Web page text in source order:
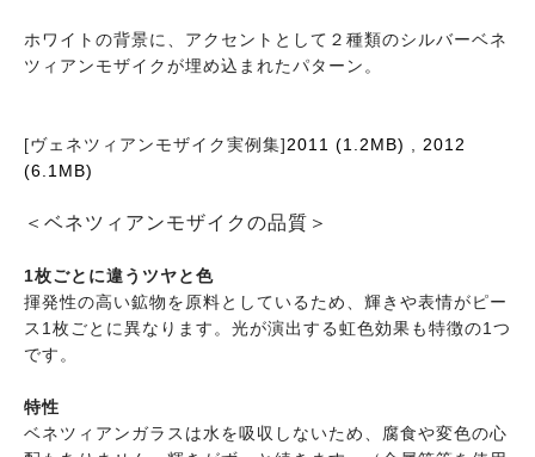
ホワイトの背景に、アクセントとして２種類のシルバーベネ
ツィアンモザイクが埋め込まれたパターン。
[ヴェネツィアンモザイク実例集]2011 (1.2MB)
2012
(6.1MB)
＜ベネツィアンモザイクの品質＞
1枚ごとに違うツヤと色
揮発性の高い鉱物を原料としているため、輝きや表情がピー
ス1枚ごとに異なります。光が演出する虹色効果も特徴の1つ
です。
特性
ベネツィアンガラスは水を吸収しないため、腐食や変色の心